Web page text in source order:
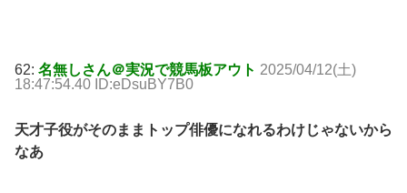
62: 名無しさん＠実況で競馬板アウト 2025/04/12(土)
18:47:54.40 ID:eDsuBY7B0
天才子役がそのままトップ俳優になれるわけじゃないから
なあ